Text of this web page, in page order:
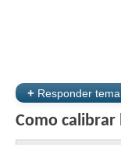
+ Responder tema
Como calibrar